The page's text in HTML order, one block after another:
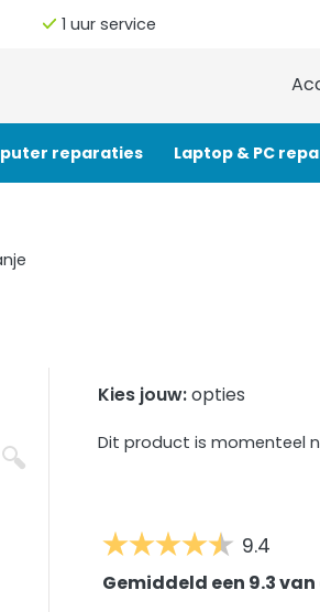
1 uur service
reparaties Laptop & PC
Kies jouw:opties
Dit product is momenteel
9.4
Gemiddeld een 9.3